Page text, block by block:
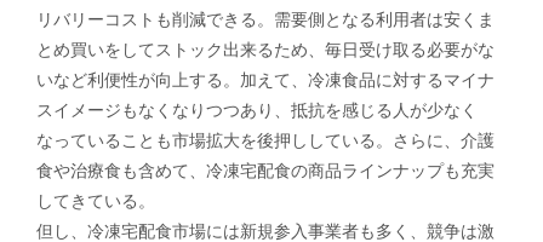
リバリーコストも削減できる。需要側となる利用者は安くま
とめ買いをしてストック出来るため、毎日受け取る必要がな
いなど利便性が向上する。加えて、冷凍食品に対するマイナ
スイメージもなくなりつつあり、抵抗を感じる人が少なく
なっていることも市場拡大を後押ししている。さらに、介護
食や治療食も含めて、冷凍宅配食の商品ラインナップも充実
してきている。
​但し、冷凍宅配食市場には新規参入事業者も多く、競争は激